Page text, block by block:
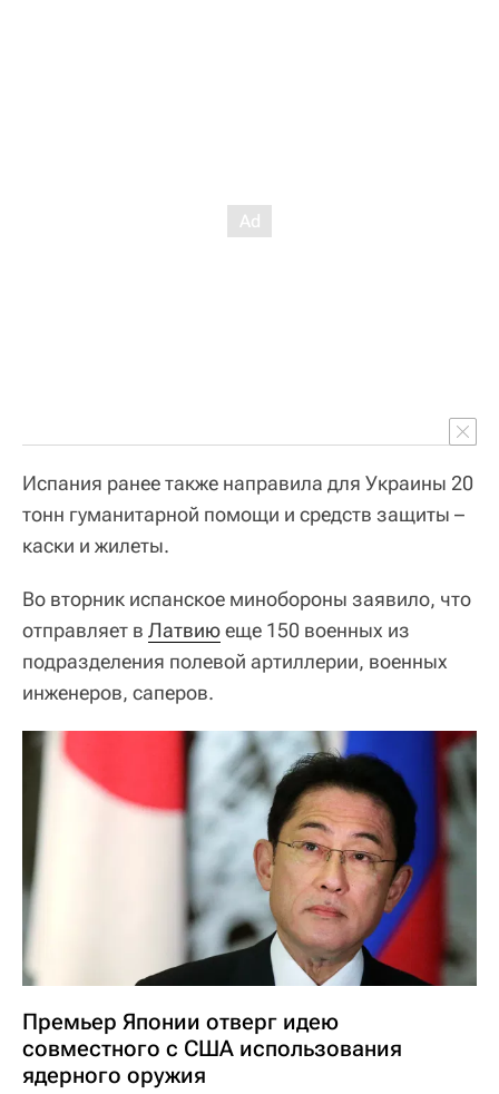
Испания ранее также направила для Украины 20
тонн гуманитарной помощи и средств защиты –
каски и жилеты.
Во вторник испанское минобороны заявило, что
отправляет в Латвиюеще 150 военных из
подразделения полевой артиллерии, военных
инженеров, саперов.
Премьер Японии отверг идею
совместного с США использования
ядерного оружия